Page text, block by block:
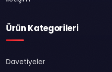
Ürün Kategorileri
Davetiyeler